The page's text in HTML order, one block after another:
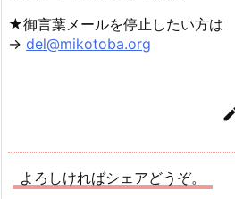
★御言葉メールを停止したい方は
→ del@mikotoba.org
よろしければシェアどうぞ。